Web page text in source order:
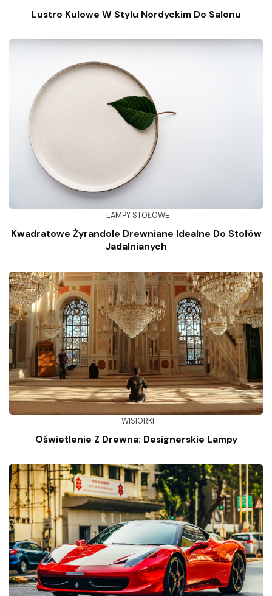
Lustro Kulowe W Stylu Nordyckim Do Salonu
LAMPY STOŁOWE
Kwadratowe Żyrandole Drewniane Idealne Do Stołów
Jadalnianych
WISIORKI
Oświetlenie Z Drewna: Designerskie Lampy